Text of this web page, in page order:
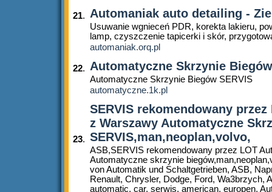
21. Automaniak auto detailing -
Usuwanie wgnieceń PDR, korekta lakieru,
lamp, czyszczenie tapicerki i skór,
automaniak.orq.pl
22. Automatyczne Skrzynie
Automatyczne Skrzynie Biegów SERVIS
automatyczne.1k.pl
23.
SERVIS rekomendowany
z Warszawy Automatyczne
SERVIS,man,neoplan,volvo,
ASB,SERVIS rekomendowany przez LOT
Automatyczne skrzynie
von Automatik und Schaltgetrieben, ASB,
Renault, Chrysler, Dodge, Ford, Wa3brzych,
automatic, car, serwis, american, europen,